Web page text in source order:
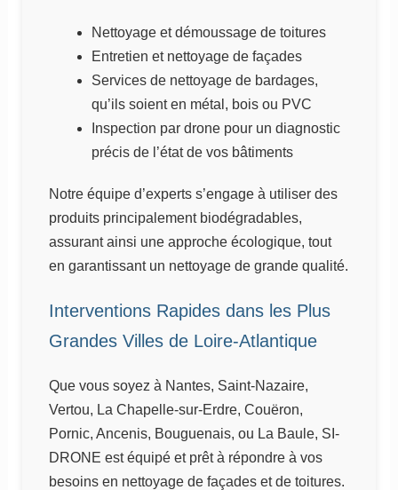
Nettoyage et démoussage de toitures
Entretien et nettoyage de façades
Services de nettoyage de bardages,
qu’ils soient en métal, bois ou PVC
Inspection par drone pour un diagnostic
précis de l’état de vos bâtiments
Notre équipe d’experts s’engage à utiliser des
produits principalement biodégradables,
assurant ainsi une approche écologique, tout
en garantissant un nettoyage de grande qualité.
Interventions Rapides dans les Plus
Grandes Villes de Loire-Atlantique
Que vous soyez à Nantes, Saint-Nazaire,
Vertou, La Chapelle-sur-Erdre, Couëron,
Pornic, Ancenis, Bouguenais, ou La Baule, SI-
DRONE est équipé et prêt à répondre à vos
besoins en nettoyage de façades et de toitures.